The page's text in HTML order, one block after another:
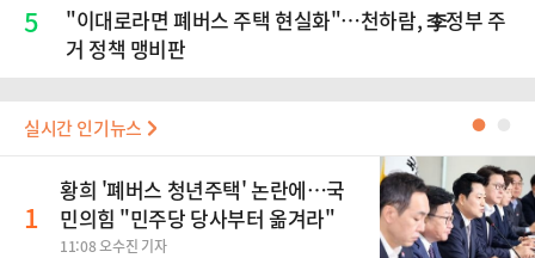
5
"이대로라면 폐버스 주택 현실화"…천하람, 李정부 주
거 정책 맹비판
실시간 인기뉴스 ●
1
황희 '폐버스 청년주택' 논란에…국
민의힘 "민주당 당사부터 옮겨라"
11:08 오수진 기자